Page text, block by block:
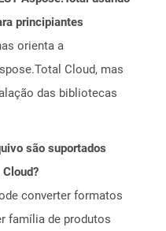
principiantes
orienta a
Cloud, mas
das bibliotecas
são suportados
converter formatos
família de produtos